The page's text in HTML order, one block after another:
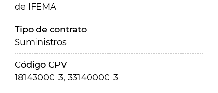
de IFEMA
Tipo de contrato
Suministros
Código CPV
18143000-3, 33140000-3